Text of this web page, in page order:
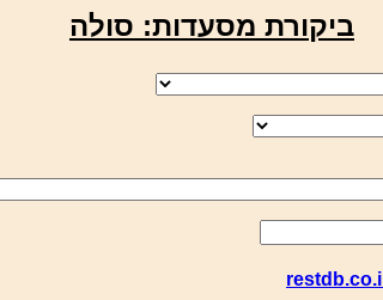
ביקורת מסעדות: סולה
restdb.co.il